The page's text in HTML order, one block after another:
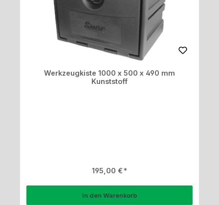
Werkzeugkiste 1000 x 500 x 490 mm
Kunststoff
Regulärer Preis:
195,00 €
In den Warenkorb